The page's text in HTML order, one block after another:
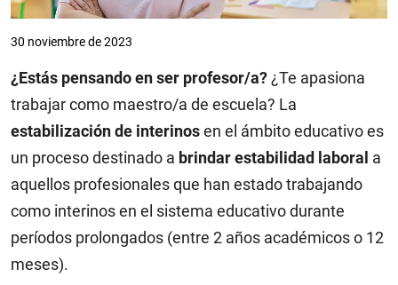
30 noviembre de 2023
¿Estás pensando en ser profesor/a?¿Te apasiona
trabajar como maestro/a de escuela? La
estabilización de interinosen el ámbito educativo es
un proceso destinado a brindar estabilidad laboral a
aquellos profesionales que han estado trabajando
como interinos en el sistema educativo durante
períodos prolongados (entre 2 años académicos o 12
meses).